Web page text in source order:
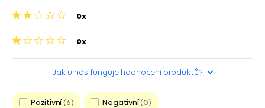
2
0x
1
0x
Jak u nás funguje hodnocení produktů?
Pozitivní 6 Negativní 0